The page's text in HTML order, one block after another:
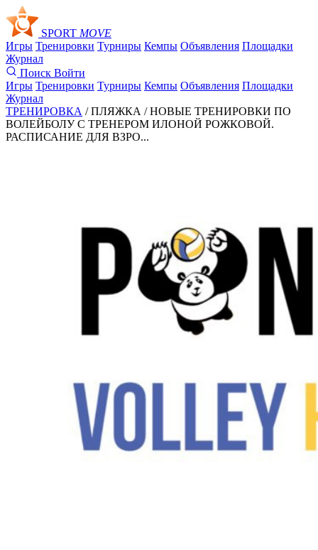
SPORT MOVE
Игры Тренировки Турниры Кемпы Объявления Площадки
Журнал
Поиск Войти
Игры Тренировки Турниры Кемпы Объявления Площадки
Журнал
ТРЕНИРОВКА / ПЛЯЖКА /НОВЫЕ ТРЕНИРОВКИ ПО
ВОЛЕЙБОЛУ С ТРЕНЕРОМ ИЛОНОЙ РОЖКОВОЙ.
РАСПИСАНИЕ ДЛЯ ВЗРО...